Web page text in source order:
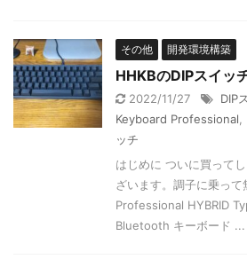
その他 開発環境構築
HHKBのDIPスイッ
2022/11/27 DIP
Keyboard Professional
ッチ
はじめに ついに買って
ざいます。調子に乗っ
Professional HYBRID
Bluetooth キーボード ...